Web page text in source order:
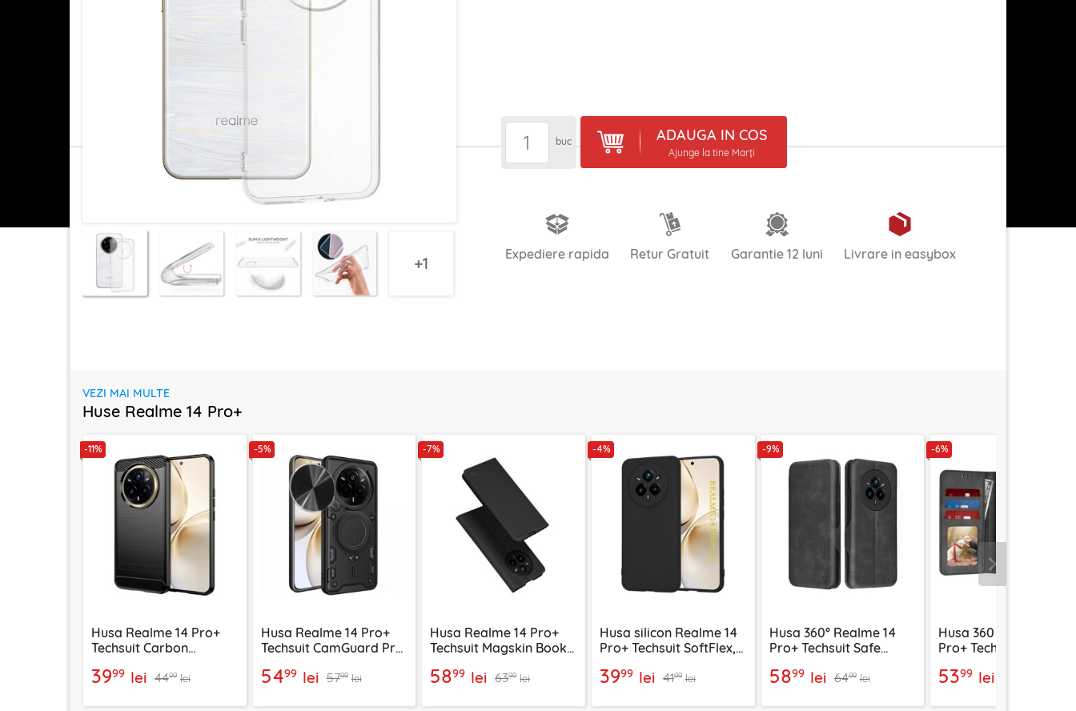
1
buc ADAUGA IN COS
Ajunge la tine Marți
Expediere rapida Retur Gratuit Garantie 12 luni Livrare in easybox
VEZI MAI MULTE
Huse Realme 14 Pro+
-11%
Husa Realme 14 Pro+
Techsuit Carbon
3999 lei 4499 lei
-5%
Husa Realme 14 Pro+
Techsuit CamGuard Pro,
5499 lei 5799 lei
-7%
Husa Realme 14 Pro+
Techsuit Magskin Book,
5899 lei 6399 lei
-4%
Husa silicon Realme 14
Pro+ Techsuit SoftFlex,
3999 lei 4199 lei
-9%
Husa 360° Realme 14
Pro+ Techsuit Safe
5899 lei 6499 lei
-6%
Husa 360 Realme 14
Pro+ Techsuit Diary
5399 lei